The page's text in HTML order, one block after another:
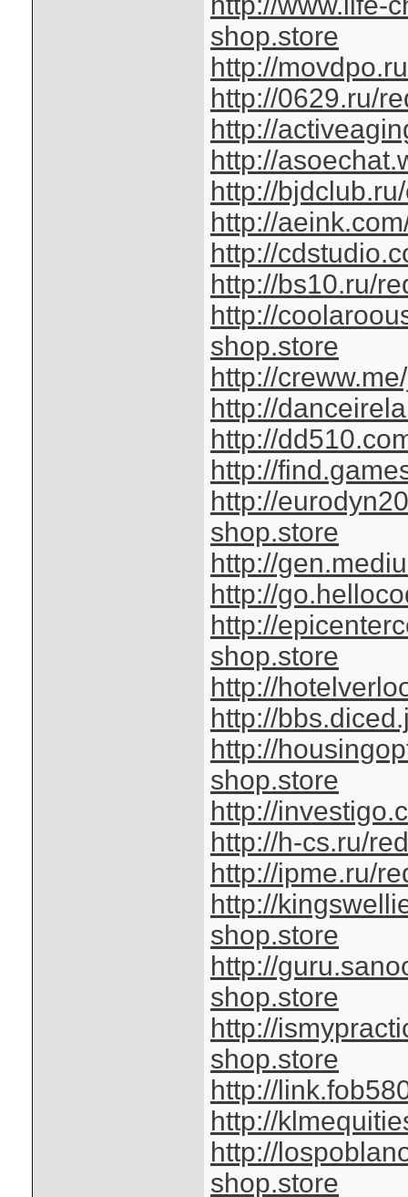
shop.store
http://
http://0629.ru/
http://
http://
http://
http://
http://
http://bs10.ru/
http://
shop.store
http://
http://
http://
http://
http://
shop.store
http://
http://
http://
shop.store
http://
http://
http://
shop.store
http://
http://h-cs.ru/
http://ipme.ru/
http://
shop.store
http://
shop.store
http://
shop.store
http://
http://
http://
shop.store